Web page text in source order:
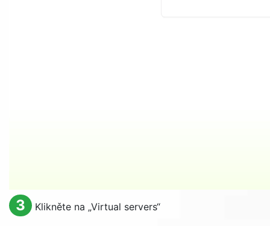
3 Klikněte na „Virtual servers“